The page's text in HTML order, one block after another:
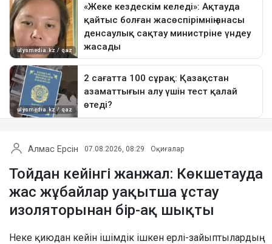
Алмас Ерсін 07.08.2026, 08:29 Оқиғалар
Тойдан кейінгі жанжал: Көкшетауда
жас жұбайлар уақытша ұстау
изоляторынан бір-ақ шықты
Неке қиюдан кейін ішімдік ішкен ерлі-зайыптылардың